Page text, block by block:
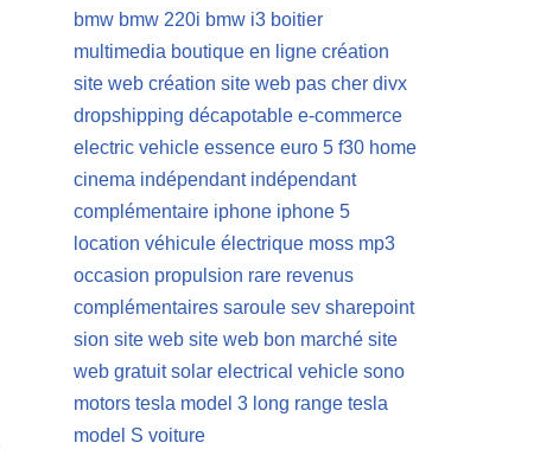
bmw bmw 220i bmw i3 boitier
multimedia boutique en ligne création
site web création site web pas cher divx
dropshipping décapotable e-commerce
electric vehicle essence euro 5 f30 home
cinema indépendant indépendant
complémentaire iphone iphone 5
location véhicule électrique moss mp3
occasion propulsion rare revenus
complémentaires saroule sev sharepoint
sion site web site web bon marché site
web gratuit solar electrical vehicle sono
motors tesla model 3 long range tesla
model S voiture